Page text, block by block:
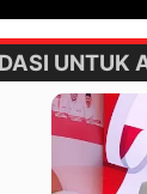
UNTUK